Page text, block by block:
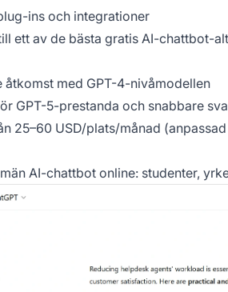
ins och integrationer
ett av de bästa gratis AI-chattbot-
åtkomst med GPT-4-nivåmodellen
GPT-5-prestanda och snabbare
25–60 USD/plats/månad
AI-chattbot online: studenter,